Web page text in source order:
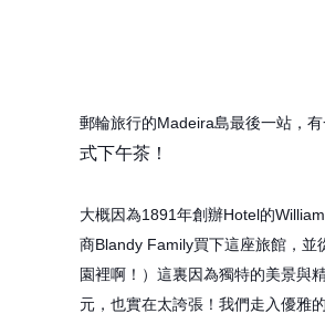
郵輪旅行的Madeira島最後一站，
式下午茶！
大概因為1891年創辦Hotel的
商Blandy Family買下這座旅館，並
園裡啊！）這裏因為獨特的美景與
元，也實在太誇張 ！我們走入優雅